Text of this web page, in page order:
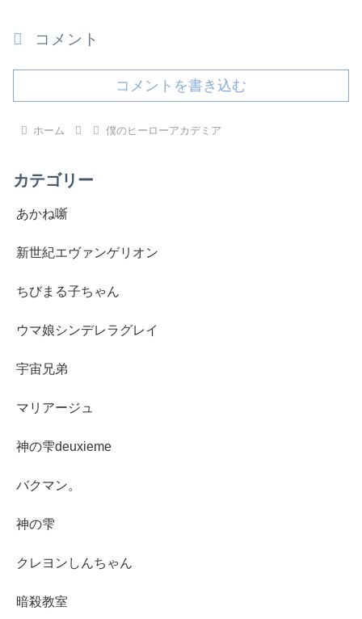
コメント
コメントを書き込む
ホーム 僕のヒーローアカデミア
カテゴリー
あかね噺
新世紀エヴァンゲリオン
ちびまる子ちゃん
ウマ娘シンデレラグレイ
宇宙兄弟
マリアージュ
神の雫deuxieme
バクマン。
神の雫
クレヨンしんちゃん
暗殺教室